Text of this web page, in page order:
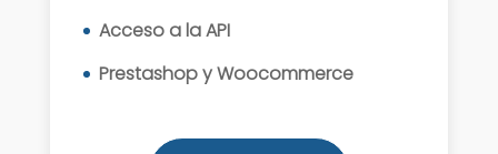
Acceso a la API
Prestashop y Woocommerce